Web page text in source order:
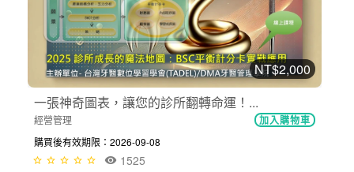
NT$2,000
一張神奇圖表，讓您的診所翻轉命運！...
經營管理 加入購物車
購買後有效期限：2026-09-08
1525